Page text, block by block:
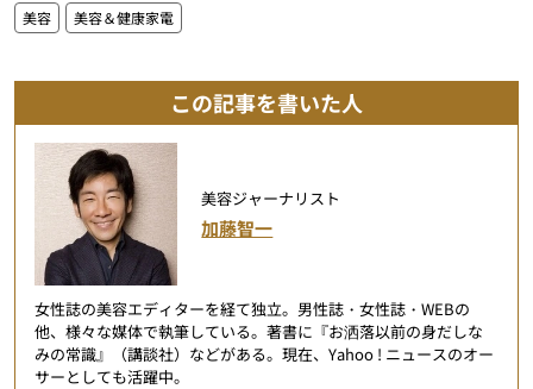
美容 美容＆健康家電
この記事を書いた人
美容ジャーナリスト
加藤智一
女性誌の美容エディターを経て独立。男性誌・女性誌・WEBの
他、様々な媒体で執筆している。著書に『お洒落以前の身だしな
みの常識』（講談社）などがある。現在、Yahoo ! ニュースのオー
サーとしても活躍中。